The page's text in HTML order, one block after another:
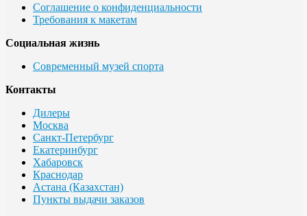
Соглашение о конфиденциальности
Требования к макетам
Социальная жизнь
Современный музей спорта
Контакты
Дилеры
Москва
Санкт-Петербург
Екатеринбург
Хабаровск
Краснодар
Астана (Казахстан)
Пункты выдачи заказов